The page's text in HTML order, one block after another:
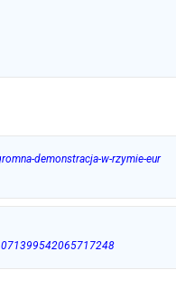
demonstracja-w-rzymie-eur